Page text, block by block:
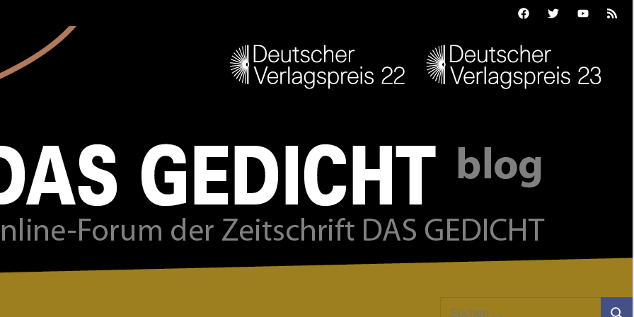
FacebookTwitterYoutubeFeed
Suchen